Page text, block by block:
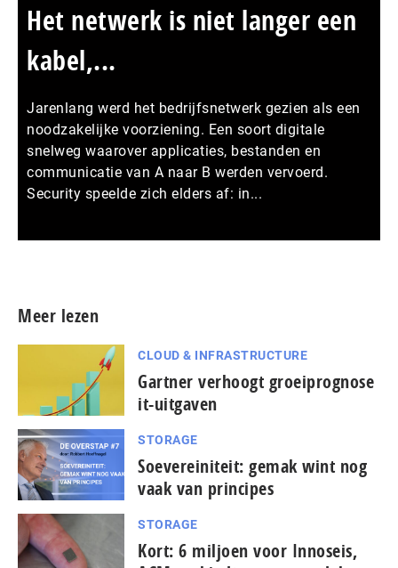
Het netwerk is niet langer een
kabel,...
Jarenlang werd het bedrijfsnetwerk gezien als een
noodzakelijke voorziening. Een soort digitale
snelweg waarover applicaties, bestanden en
communicatie van A naar B werden vervoerd.
Security speelde zich elders af: in...
Meer lezen
CLOUD & INFRASTRUCTURE
Gartner verhoogt groeiprognose
it-uitgaven
STORAGE
Soevereiniteit: gemak wint nog
vaak van principes
STORAGE
Kort: 6 miljoen voor Innoseis,